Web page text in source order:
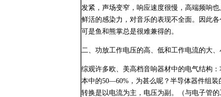
发紧，声场变窄，响应速度很慢，高端频响
鲜活的感染力，对音乐的表现不全面。因此
可是鱼和熊掌总是很难兼得的。
二、功放工作电压的高、低和工作电流的大
综观许多欧、美高档音响器材中的电气结构
本中的50—60%，为甚么呢？半导体器件组
转换是以电流为主，电压为副。（与电子管